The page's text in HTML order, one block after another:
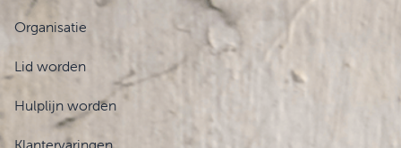
Organisatie
Lid worden
Hulplijn worden